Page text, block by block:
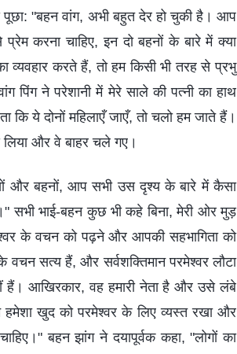
"बहन वांग, अभी बहुत देर हो चुकी है। आप
करना चाहिए, इन दो बहनों के बारे में क्या
व्यवहार करते हैं, तो हम किसी भी तरह से प्रभु
पिंग ने परेशानी में मेरे साले की पत्नी का हाथ
ये दोनों महिलाएँ जाएँ, तो चलो हम जाते हैं।
और वे बाहर चले गए।
और बहनों, आप सभी उस दृश्य के बारे में कैसा
भाई-बहन कुछ भी कहे बिना, मेरी ओर मुड़
के वचन को पढ़ने और आपकी सहभागिता को
वचन सत्य हैं, और सर्वशक्तिमान परमेश्वर लौटा
हैं। आखिरकार, वह हमारी नेता है और उसे लंबे
खुद को परमेश्वर के लिए व्यस्त रखा और
बहन झांग ने दयापूर्वक कहा, "लोगों का